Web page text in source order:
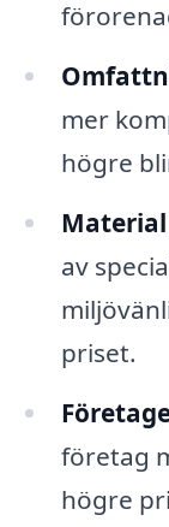
mer
högre
av
priset.
företag
högre